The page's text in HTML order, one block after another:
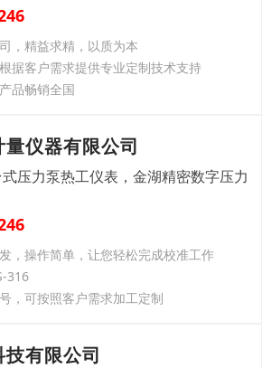
，精益求精，以质为本
据客户需求提供专业定制技术支持
品畅销全国
仪器有限公司
压力泵热工仪表，金湖精密数字压力
，操作简单，让您轻松完成校准工作
316
，可按照客户需求加工定制
有限公司